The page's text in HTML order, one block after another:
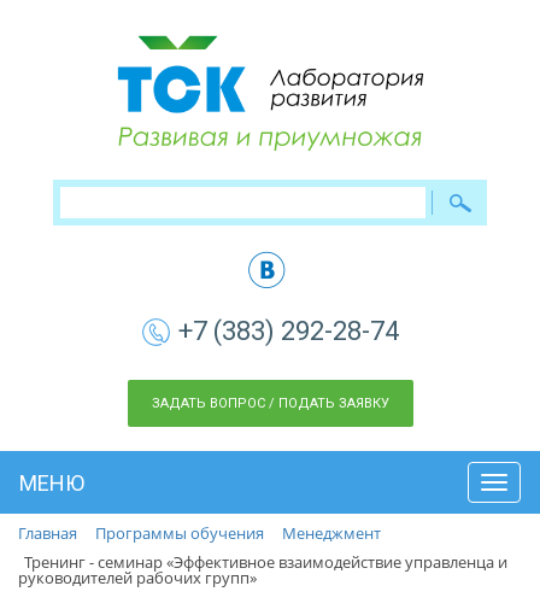
+7 (383) 292-28-74
ЗАДАТЬ ВОПРОС / ПОДАТЬ ЗАЯВКУ
МЕНЮ
Главная
Программы обучения
Менеджмент
Тренинг - семинар «Эффективное взаимодействие управленца и
руководителей рабочих групп»